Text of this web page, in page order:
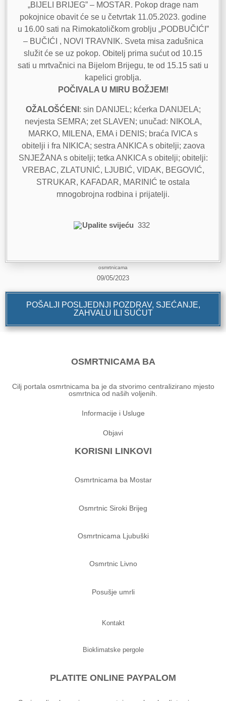
„BIJELI BRIJEG” – MOSTAR. Pokop drage nam
pokojnice obavit će se u četvrtak 11.05.2023. godine
u 16.00 sati na Rimokatoličkom groblju „PODBUČIĆI”
– BUČIĆI , NOVI TRAVNIK. Sveta misa zadušnica
služit će se uz pokop. Obitelj prima sućut od 10.15
sati u mrtvačnici na Bijelom Brijegu, te od 15.15 sati u
kapelici groblja.
POČIVALA U MIRU BOŽJEM!
OŽALOŠĆENI : sin DANIJEL; kćerka DANIJELA;
nevjesta SEMRA; zet SLAVEN; unučad: NIKOLA,
MARKO, MILENA, EMA i DENIS; braća IVICA s
obitelji i fra NIKICA; sestra ANKICA s obitelji; zaova
SNJEŽANA s obitelji; tetka ANKICA s obitelji; obitelji:
VREBAC, ZLATUNIĆ, LJUBIĆ, VIDAK, BEGOVIĆ,
STRUKAR, KAFADAR, MARINIĆ te ostala
mnogobrojna rodbina i prijatelji.
Upalite svijeću 332
osmrtnicama
09/05/2023
POŠALJI POSLJEDNJI POZDRAV, SJEĆANJE,
ZAHVALU ILI SUĆUT
OSMRTNICAMA BA
Cilj portala osmrtnicama ba je da stvorimo centralizirano mjesto
osmrtnica od naših voljenih.
Informacije i Usluge
Objavi
KORISNI LINKOVI
Osmrtnicama ba Mostar
Osmrtnic Siroki Brijeg
Osmrtnicama Ljubuški
Osmrtnic Livno
Posušje umrli
Kontakt
Bioklimatske pergole
PLATITE ONLINE PAYPALOM